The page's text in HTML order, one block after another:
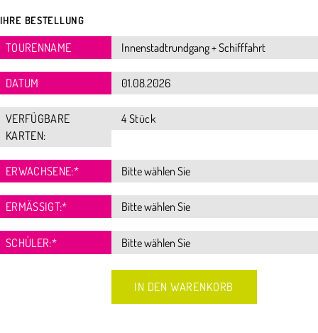
IHRE BESTELLUNG
TOURENNAME
DATUM
VERFÜGBARE
KARTEN:
4 Stück
ERWACHSENE:*
ERMÄSSIGT:*
SCHÜLER:*